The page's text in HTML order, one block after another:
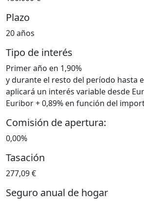
Plazo
20 años
Tipo de interés
Primer año en 1,90%
y durante el resto del período hasta
aplicará un interés variable desde
Euribor + 0,89% en función del
Comisión de apertura:
0,00%
Tasación
277,09 €
Seguro anual de hogar